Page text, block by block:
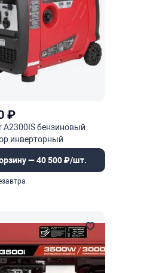
₽
A2300IS бензиновый
инверторный
— 40 500 ₽/шт.